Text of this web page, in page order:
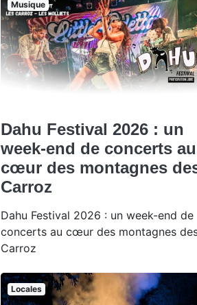
Musique
Dahu Festival 2026 : un
week-end de concerts au
cœur des montagnes
Carroz
Dahu Festival 2026 : un week-end de
concerts au cœur des montagnes
Carroz
Locales